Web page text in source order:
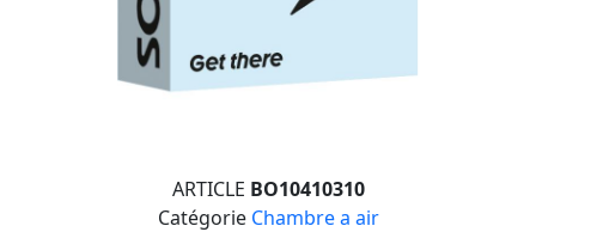
ARTICLE BO10410310
Catégorie Chambre a air